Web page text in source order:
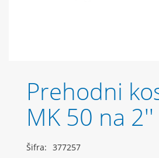
Prehodni
MK 50 na 2''
Šifra: 377257